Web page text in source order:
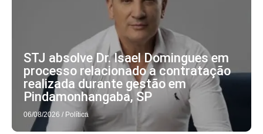
STJ absolve Dr. Isael Domingues em
processo relacionado a contratação
realizada durante gestão em
Pindamonhangaba, SP
06/08/2026 / Política